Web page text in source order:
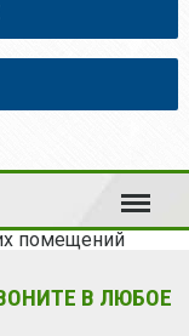
Меню
помещений
В ЛЮБОЕ